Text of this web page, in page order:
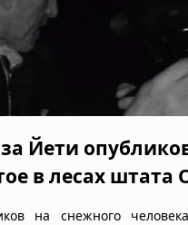
Йети
в лесах штата
на снежного